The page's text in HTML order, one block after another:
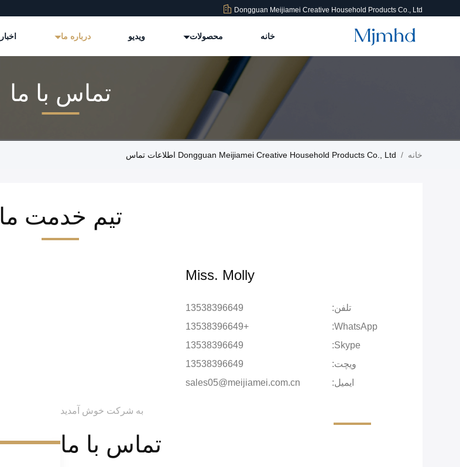
Dongguan Meijiamei Creative Household Products Co., Ltd
خانه محصولات ویدیو درباره ما اخبار
تماس با ما
خانه / Dongguan Meijiamei Creative Household Products Co., Ltd اطلاعات تماس
تیم خدمت ما
Miss. Molly
تلفن:
13538396649
WhatsApp:
+13538396649
Skype:
13538396649
ویچت:
13538396649
ایمیل:
sales05@meijiamei.com.cn
به شرکت خوش آمدید
تماس با ما